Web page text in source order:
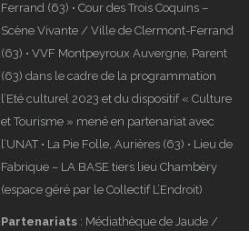
Ferrand (63) • Cour des Trois Coquins –
Scène Vivante / Ville de Clermont-Ferrand
(63) • VVF Montpeyroux Auvergne, Parent
(63) dans le cadre de la programmation
l’Eté culturel 2023 et du dispositif « Culture
et Tourisme » mené en partenariat avec
l’UNAT • La Pie Folle, Aurières (63) • Lieu de
Fabrique – LA BASE tiers lieu Chambéry
(espace géré par le Collectif L’Endroit)
Partenariats: Médiathèque de Jaude /